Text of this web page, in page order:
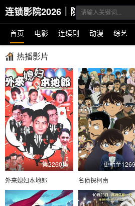
连锁影院2026｜院线电影深度影
首页 电影 连续剧 动漫 综艺
热播影片
第2260集
外来媳妇本地郎
更新至
名侦探柯南